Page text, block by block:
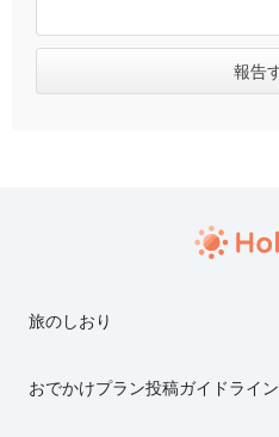
旅のしおり
おでかけプラン投稿ガイドライン